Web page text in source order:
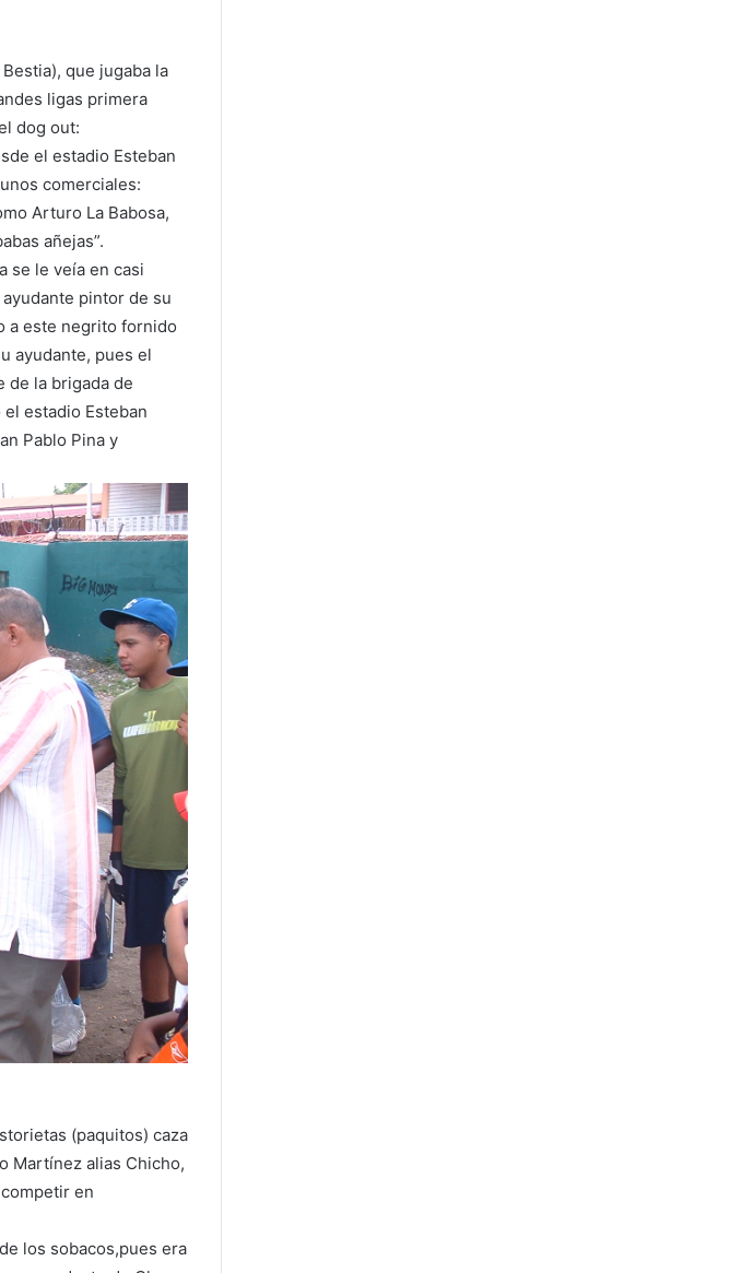
que jugaba la
ligas primera
dog out:
el estadio Esteban
comerciales:
Arturo La Babosa,
añejas”.
se le veía en casi
pintor de su
a este negrito fornido
ayudante, pues el
de la brigada de
estadio Esteban
Pablo Pina y
(paquitos) caza
Martínez alias Chicho,
en
los sobacos,pues era